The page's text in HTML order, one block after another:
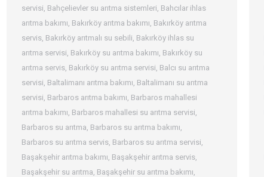
servisi, Bahçelievler su arıtma sistemleri, Bahcılar ihlas
arıtma bakımı, Bakırköy arıtma bakımı, Bakırköy arıtma
servis, Bakırköy arıtmalı su sebili, Bakırköy ihlas su
arıtma servisi, Bakırköy su arıtma bakımı, Bakırköy su
arıtma servis, Bakırköy su arıtma servisi, Balcı su arıtma
servisi, Baltalimanı arıtma bakımı, Baltalimanı su arıtma
servisi, Barbaros arıtma bakımı, Barbaros mahallesi
arıtma bakımı, Barbaros mahallesi su arıtma servisi,
Barbaros su arıtma, Barbaros su arıtma bakımı,
Barbaros su arıtma servis, Barbaros su arıtma servisi,
Başakşehir arıtma bakımı, Başakşehir arıtma servis,
Başakşehir su arıtma, Başakşehir su arıtma bakımı,